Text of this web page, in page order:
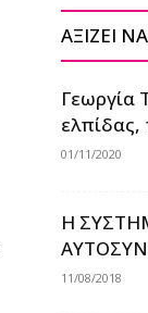
ΑΞΙΖΕΙ
Γεωργία
ελπίδας,
01/11/2020
Η
11/08/2018